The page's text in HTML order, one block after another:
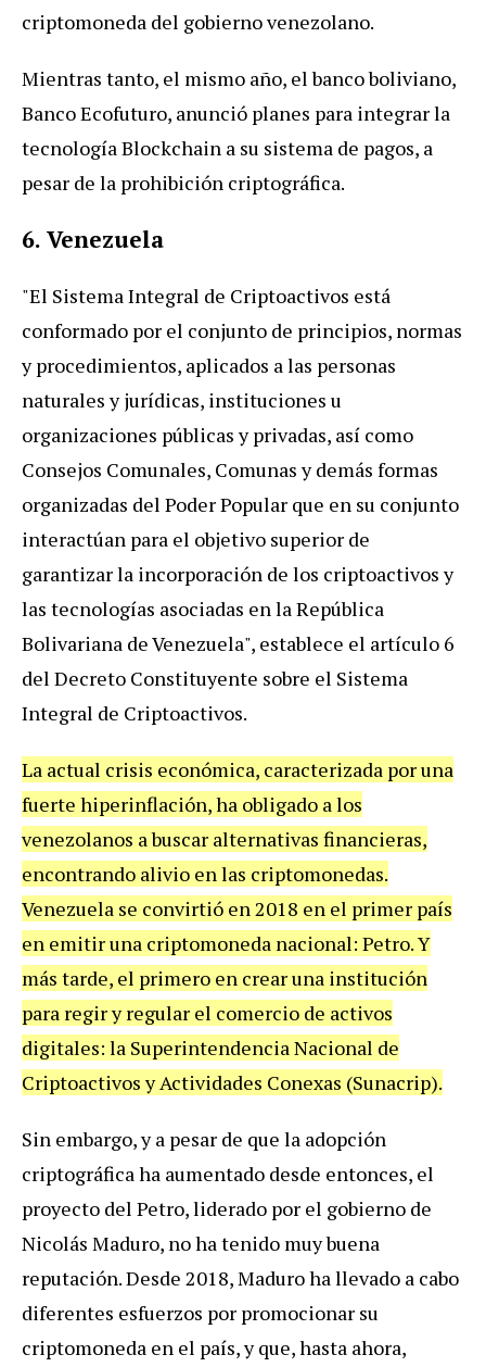
criptomoneda del gobierno venezolano.
Mientras tanto, el mismo año, el banco boliviano,
Banco Ecofuturo, anunció planes para integrar la
tecnología Blockchain a su sistema de pagos, a
pesar de la prohibición criptográfica.
6. Venezuela
"El Sistema Integral de Criptoactivos está
conformado por el conjunto de principios, normas
y procedimientos, aplicados a las personas
naturales y jurídicas, instituciones u
organizaciones públicas y privadas, así como
Consejos Comunales, Comunas y demás formas
organizadas del Poder Popular que en su conjunto
interactúan para el objetivo superior de
garantizar la incorporación de los criptoactivos y
las tecnologías asociadas en la República
Bolivariana de Venezuela", establece el artículo 6
del Decreto Constituyente sobre el Sistema
Integral de Criptoactivos.
La actual crisis económica, caracterizada por una
fuerte hiperinflación, ha obligado a los
venezolanos a buscar alternativas financieras,
encontrando alivio en las criptomonedas.
Venezuela se convirtió en 2018 en el primer país
en emitir una criptomoneda nacional: Petro. Y
más tarde, el primero en crear una institución
para regir y regular el comercio de activos
digitales: la Superintendencia Nacional de
Criptoactivos y Actividades Conexas (Sunacrip).
Sin embargo, y a pesar de que la adopción
criptográfica ha aumentado desde entonces, el
proyecto del Petro, liderado por el gobierno de
Nicolás Maduro, no ha tenido muy buena
reputación. Desde 2018, Maduro ha llevado a cabo
diferentes esfuerzos por promocionar su
criptomoneda en el país, y que, hasta ahora,